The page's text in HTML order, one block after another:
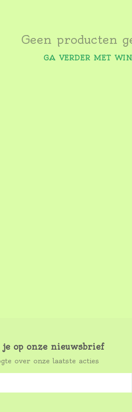
Geen producten
GA VERDER MET
op onze nieuwsbrief
over onze laatste acties